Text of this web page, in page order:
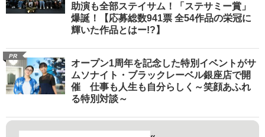
助演も全部ステイサム！「ステサミー賞」
爆誕！【応募総数941票 全54作品の栄冠に
輝いた作品とはー!?】
PR
オープン1周年を記念した特別イベントがサ
ムソナイト・ブラックレーベル銀座店で開
催 仕事も人生も自分らしく～笑顔あふれ
る特別対談～